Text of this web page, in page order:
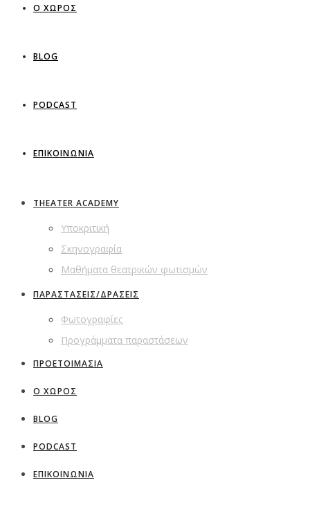
Ο ΧΩΡΟΣ
BLOG
PODCAST
ΕΠΙΚΟΙΝΩΝΙΑ
THEATER ACADEMY
Υποκριτική
Σκηνογραφία
Μαθήματα θεατρικών φωτισμών
ΠΑΡΑΣΤΑΣΕΙΣ/ΔΡΑΣΕΙΣ
Φωτογραφίες
Προγράμματα παραστάσεων
ΠΡΟΕΤΟΙΜΑΣΙΑ
Ο ΧΩΡΟΣ
BLOG
PODCAST
ΕΠΙΚΟΙΝΩΝΙΑ